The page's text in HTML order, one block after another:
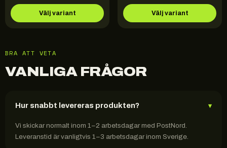
Välj variant Välj variant
BRA ATT VETA
VANLIGA FRÅGOR
Hur snabbt levereras produkten? ▾
Vi skickar normalt inom 1–2 arbetsdagar med PostNord.
Leveranstid är vanligtvis 1–3 arbetsdagar inom Sverige.